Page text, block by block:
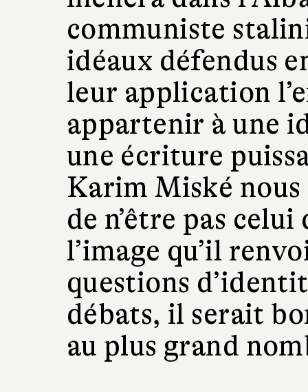
communiste
idéaux défendus
leur application
appartenir à une
une écriture
Karim Miské
de n’être pas
l’image qu’il
questions
débats, il serait
au plus grand